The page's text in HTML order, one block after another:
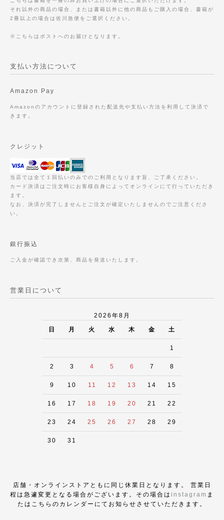
それ以外の商品の場合、または書籍以外に他の商品もご購入の場合、書籍が
2冊以上の場合は佐川急便をご選択ください。
※こちらはポストへのお届けとなります。
支払い方法について
Amazon Pay
Amazonのアカウントに登録された配送先や支払い方法を利用して決済で
きます。
クレジット
当店では全て１回払いのみでのご利用となります旨、ご了承ください。
カード決済はご注文時にお客様自身によってオンラインにて行っていただき
ます。
なお、決済が完了しませんとご注文が確定いたしませんのでご注意くださ
い。
銀行振込
ご入金が確認でき次第、商品を発送いたします。
営業日について
2026年8月
日 月 火 水 木 金 土
1
2 3 4 5 6 7 8
9 10 11 12 13 14 15
16 17 18 19 20 21 22
23 24 25 26 27 28 29
30 31
店舗・オンラインストアともに同じ休業日となります。 営業日
程は急遽変更となる場合がございます。その場合は instagram ま
たはこちらのカレンダーにてお知らせさせていただきます。